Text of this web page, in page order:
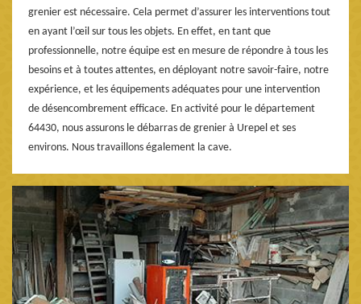
grenier est nécessaire. Cela permet d’assurer les interventions tout
en ayant l’œil sur tous les objets. En effet, en tant que
professionnelle, notre équipe est en mesure de répondre à tous les
besoins et à toutes attentes, en déployant notre savoir-faire, notre
expérience, et les équipements adéquates pour une intervention
de désencombrement efficace. En activité pour le département
64430, nous assurons le débarras de grenier à Urepel et ses
environs. Nous travaillons également la cave.